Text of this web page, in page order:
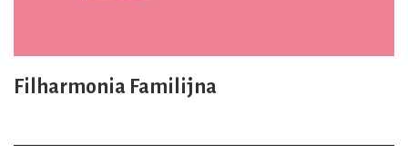
Filharmonia Familijna